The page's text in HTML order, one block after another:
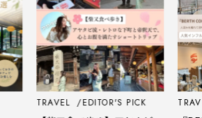
TRAVEL EDITOR'S PICK